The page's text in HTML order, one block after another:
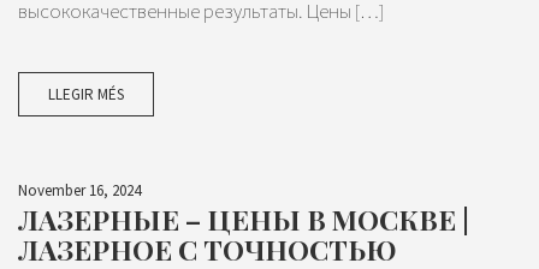
высококачественные результаты. Цены […]
LLEGIR MÉS
November 16, 2024
ЛАЗЕРНЫЕ – ЦЕНЫ В МОСКВЕ |
ЛАЗЕРНОЕ С ТОЧНОСТЬЮ